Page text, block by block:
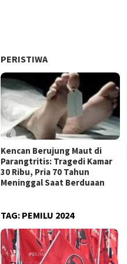
PERISTIWA
«
Kencan Berujung Maut di
Parangtritis: Tragedi Kamar
30 Ribu, Pria 70 Tahun
Meninggal Saat Berduaan
TAG: PEMILU 2024